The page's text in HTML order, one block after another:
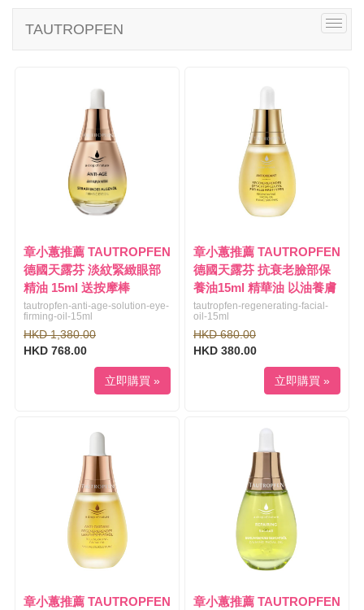
T
o
TAUTROPFEN
章小蕙推薦 TAUTROPFEN
德國天露芬 淡紋緊緻眼部
精油 15ml 送按摩棒
tautropfen-anti-age-solution-eye-
firming-oil-15ml
HKD 1,380.00
HKD 768.00
立即購買 »
章小蕙推薦 TAUTROPFEN
德國天露芬 抗衰老臉部保
養油15ml 精華油 以油養膚
tautropfen-regenerating-facial-
oil-15ml
HKD 680.00
HKD 380.00
立即購買 »
章小蕙推薦 TAUTROPFEN
章小蕙推薦 TAUTROPFEN